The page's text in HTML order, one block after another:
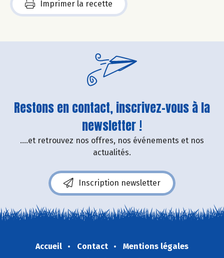
Imprimer la recette
Restons en contact, inscrivez-vous à la
newsletter !
....et retrouvez nos offres, nos événements et nos
actualités.
Inscription newsletter
Accueil Contact
Mentions légales